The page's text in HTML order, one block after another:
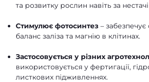
та розвитку рослин навіть за
Стимулює фотосинтез –
баланс заліза та магнію в клітинах.
Застосовується у різних
використовується у фертигації,
листкових підживленнях.